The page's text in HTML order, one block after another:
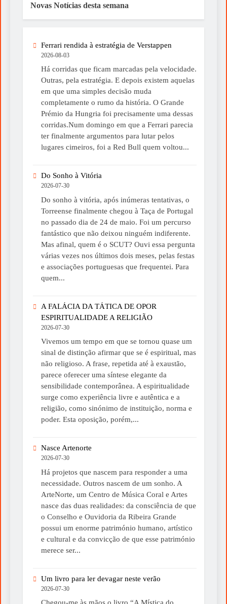
Novas Notícias desta semana
Ferrari rendida à estratégia de Verstappen
2026-08-03
Há corridas que ficam marcadas pela velocidade.
Outras, pela estratégia. E depois existem aquelas
em que uma simples decisão muda
completamente o rumo da história. O Grande
Prémio da Hungria foi precisamente uma dessas
corridas.Num domingo em que a Ferrari parecia
ter finalmente argumentos para lutar pelos
lugares cimeiros, foi a Red Bull quem voltou...
Do Sonho à Vitória
2026-07-30
Do sonho à vitória, após inúmeras tentativas, o
Torreense finalmente chegou à Taça de Portugal
no passado dia de 24 de maio. Foi um percurso
fantástico que não deixou ninguém indiferente.
Mas afinal, quem é o SCUT? Ouvi essa pergunta
várias vezes nos últimos dois meses, pelas festas
e associações portuguesas que frequentei. Para
quem...
A FALÁCIA DA TÁTICA DE OPOR
ESPIRITUALIDADE A RELIGIÃO
2026-07-30
Vivemos um tempo em que se tornou quase um
sinal de distinção afirmar que se é espiritual, mas
não religioso. A frase, repetida até à exaustão,
parece oferecer uma síntese elegante da
sensibilidade contemporânea. A espiritualidade
surge como experiência livre e autêntica e a
religião, como sinónimo de instituição, norma e
poder. Esta oposição, porém,...
Nasce Artenorte
2026-07-30
Há projetos que nascem para responder a uma
necessidade. Outros nascem de um sonho. A
ArteNorte, um Centro de Música Coral e Artes
nasce das duas realidades: da consciência de que
o Conselho e Ouvidoria da Ribeira Grande
possui um enorme património humano, artístico
e cultural e da convicção de que esse património
merece ser...
Um livro para ler devagar neste verão
2026-07-30